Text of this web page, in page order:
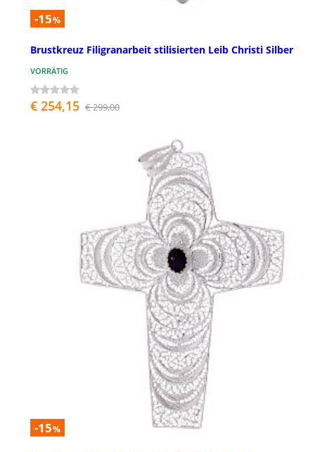
-15%
Brustkreuz Filigranarbeit stilisierten Leib Christi Silber
VORRÄTIG
€ 254,15 € 299,00
-15%